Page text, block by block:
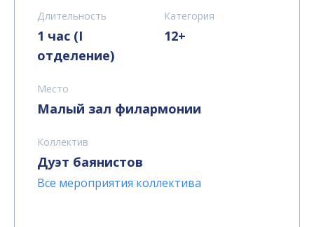
Длительность
1 час (I
отделение)
Категория
12+
Место
Малый зал филармонии
Коллектив
Дуэт баянистов
Все мероприятия коллектива